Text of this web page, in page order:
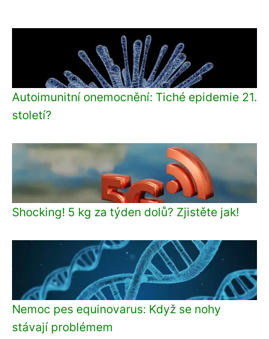
Autoimunitní onemocnění: Tiché epidemie 21.
století?
Shocking! 5 kg za týden dolů? Zjistěte jak!
Nemoc pes equinovarus: Když se nohy
stávají problémem